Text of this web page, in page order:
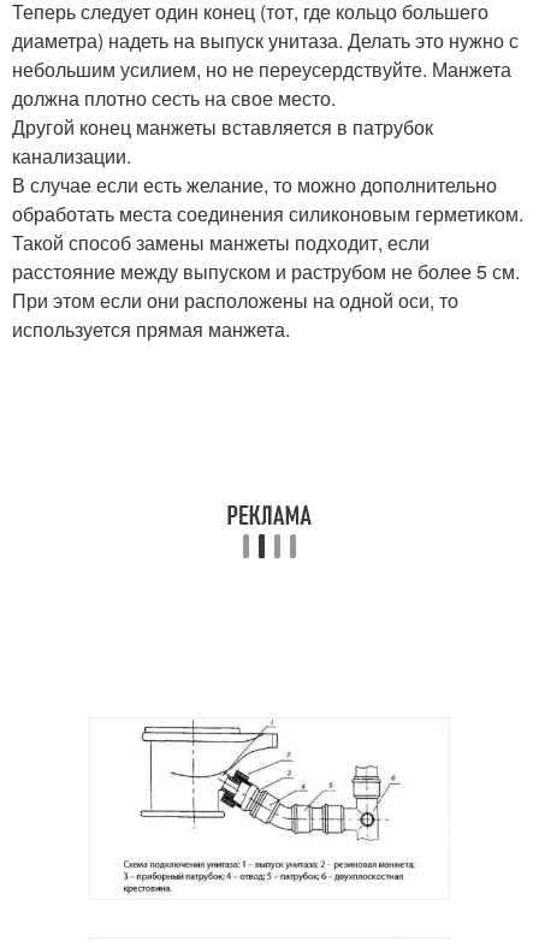
Теперь следует один конец (тот, где кольцо большего
диаметра) надеть на выпуск унитаза. Делать это нужно с
небольшим усилием, но не переусердствуйте. Манжета
должна плотно сесть на свое место.
Другой конец манжеты вставляется в патрубок
канализации.
В случае если есть желание, то можно дополнительно
обработать места соединения силиконовым герметиком.
Такой способ замены манжеты подходит, если
расстояние между выпуском и раструбом не более 5 см.
При этом если они расположены на одной оси, то
используется прямая манжета.